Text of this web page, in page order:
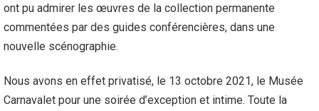
ont pu admirer les œuvres de la collection permanente
commentées par des guides conférencières, dans une
nouvelle scénographie.
Nous avons en effet privatisé, le 13 octobre 2021, le Musée
Carnavalet pour une soirée d’exception et intime. Toute la